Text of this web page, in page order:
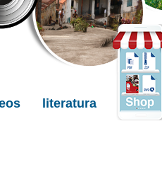
literatura